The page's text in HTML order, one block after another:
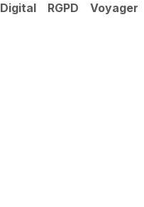
Digital RGPD
Voyager